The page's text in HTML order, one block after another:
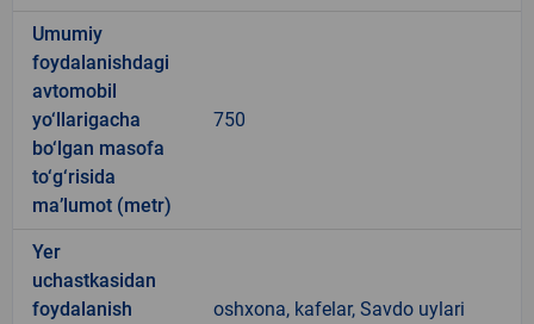
Umumiy
foydalanishdagi
avtomobil
yo‘llarigacha
bo‘lgan masofa
to‘g‘risida
ma’lumot (metr)
750
Yer
uchastkasidan
foydalanish
oshxona, kafelar, Savdo uylari